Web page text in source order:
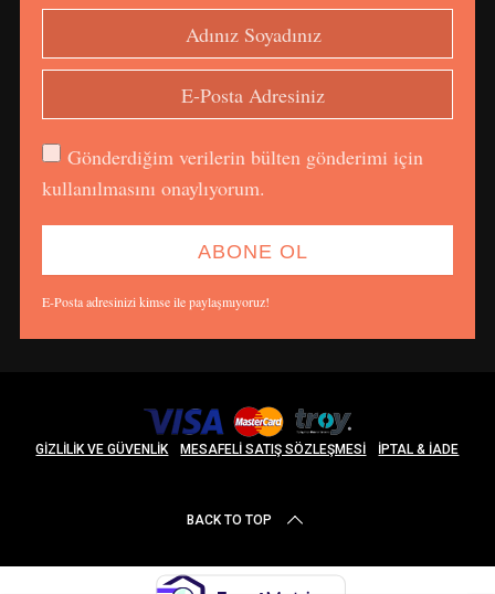
Gönderdiğim verilerin bülten gönderimi için
kullanılmasını onaylıyorum.
E-Posta adresinizi kimse ile paylaşmıyoruz!
GIZLILIK VE GÜVENLIK MESAFELI SATIŞ SÖZLEŞMESI İPTAL & İADE
BACK TO TOP